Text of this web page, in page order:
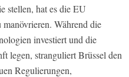
stellen, hat es die EU
Während die
investiert und die
legen, stranguliert Brüssel den
Regulierungen,